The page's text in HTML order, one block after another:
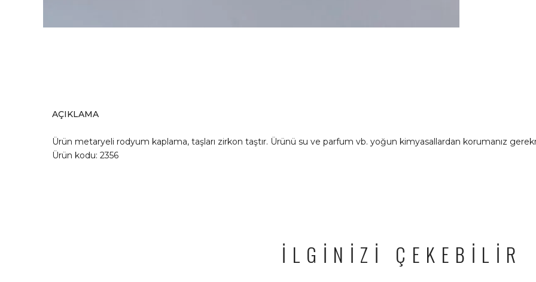
AÇIKLAMA
Ürün metaryeli rodyum kaplama, taşları zirkon taştır. Ürünü su ve parfum vb. yoğun kimyasallardan korumanız
Ürün kodu: 2356
İLGİNİZİ ÇEKEBİLİR